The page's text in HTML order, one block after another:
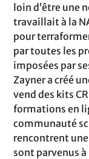
loin d’être une
travaillait à la
pour
par toutes les
imposées par
Zayner a créé
vend des kits
formations en
communauté
rencontrent
sont parvenus